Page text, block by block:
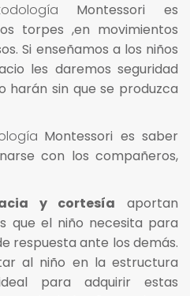
Montessori es
torpes ,en movimientos
Si enseñamos a los niños
les daremos seguridad
harán sin que se produzca
Montessori es saber
con los compañeros,
y cortesía aportan
que el niño necesita para
respuesta ante los demás.
al niño en la estructura
para adquirir estas